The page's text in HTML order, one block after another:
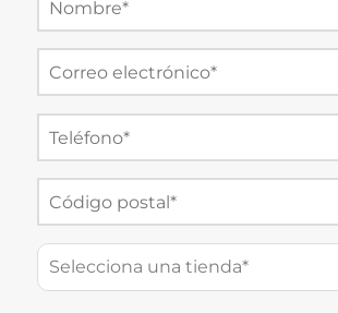
Selecciona una tienda*